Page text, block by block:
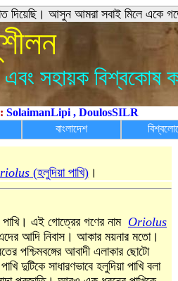
হাত দিয়েছি। আসুন আমরা সবাই মিলে একে
এবং সহায়ক বিশ্বকোষ
SolaimanLipi, DoulosSILR
বাংলাদেশ